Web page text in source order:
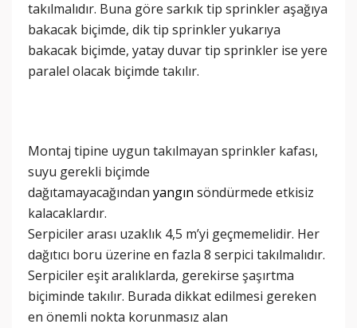
takılmalıdır. Buna göre sarkık tip sprinkler aşağıya
bakacak biçimde, dik tip sprinkler yukarıya
bakacak biçimde, yatay duvar tip sprinkler ise yere
paralel olacak biçimde takılır.
Montaj tipine uygun takılmayan sprinkler kafası,
suyu gerekli biçimde
dağıtamayacağından yangın söndürmede etkisiz
kalacaklardır.
Serpiciler arası uzaklık 4,5 m’yi geçmemelidir. Her
dağıtıcı boru üzerine en fazla 8 serpici takılmalıdır.
Serpiciler eşit aralıklarda, gerekirse şaşırtma
biçiminde takılır. Burada dikkat edilmesi gereken
en önemli nokta korunmasız alan